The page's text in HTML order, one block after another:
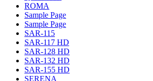
ROMA
Sample Page
Sample Page
SAR-115
SAR-117 HD
SAR-128 HD
SAR-132 HD
SAR-155 HD
SERENA